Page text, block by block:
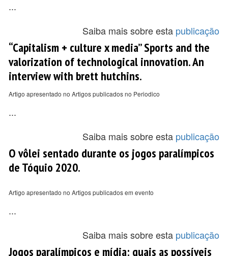
...
Saiba mais sobre esta publicação
“Capitalism + culture x media” Sports and the
valorization of technological innovation. An
interview with brett hutchins.
Artigo apresentado no Artigos publicados no Periodico
...
Saiba mais sobre esta publicação
O vôlei sentado durante os jogos paralímpicos
de Tóquio 2020.
Artigo apresentado no Artigos publicados em evento
...
Saiba mais sobre esta publicação
Jogos paralímpicos e mídia: quais as possíveis